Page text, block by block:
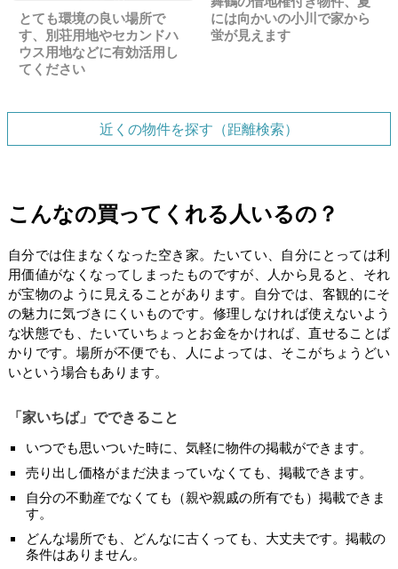
とても環境の良い場所で
す、別荘用地やセカンドハ
ウス用地などに有効活用し
てください
には向かいの小川で家から
蛍が見えます
近くの物件を探す（距離検索）
こんなの買ってくれる人いるの？
自分では住まなくなった空き家。たいてい、自分にとっては利
用価値がなくなってしまったものですが、人から見ると、それ
が宝物のように見えることがあります。自分では、客観的にそ
の魅力に気づきにくいものです。修理しなければ使えないよう
な状態でも、たいていちょっとお金をかければ、直せることば
かりです。場所が不便でも、人によっては、そこがちょうどい
いという場合もあります。
「家いちば」でできること
いつでも思いついた時に、気軽に物件の掲載ができます。
売り出し価格がまだ決まっていなくても、掲載できます。
自分の不動産でなくても（親や親戚の所有でも）掲載できま
す。
どんな場所でも、どんなに古くっても、大丈夫です。掲載の
条件はありません。